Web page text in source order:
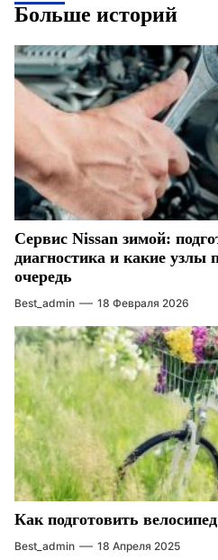
Больше историй
Сервис Nissan зимой:
диагностика и какие узлы
очередь
Best_admin 18 Февраля 2026
Как подготовить
Best_admin 18 Апреля 2025